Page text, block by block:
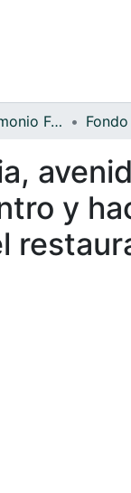
Archivo del Patrimonio Fotográfico y Fílmico del Valle del Cauca
y